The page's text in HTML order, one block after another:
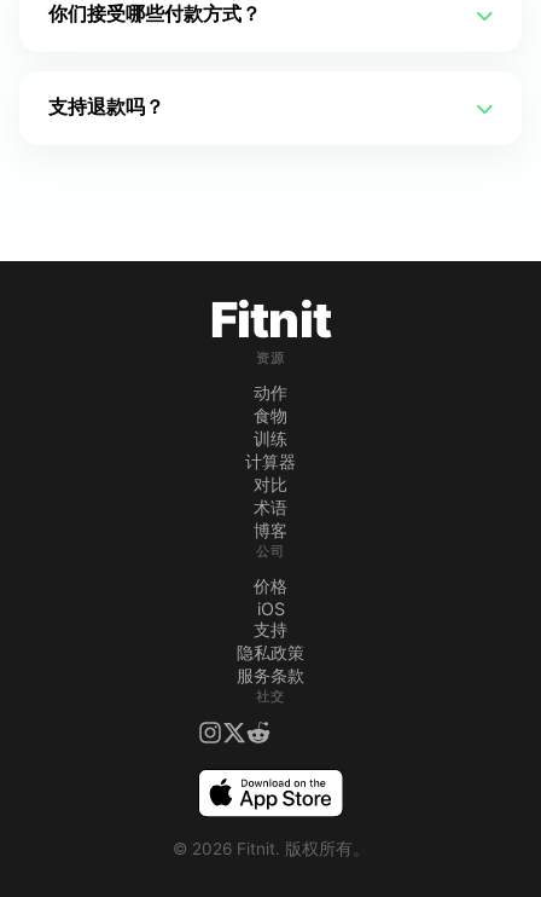
能。你们接受哪些付款方式？
支持退款吗？
Fitnit
资源
动作
食物
训练
计算器
对比
术语
博客
公司
价格
iOS
支持
隐私政策
服务条款
社交
© 2026Fitnit. 版权所有。